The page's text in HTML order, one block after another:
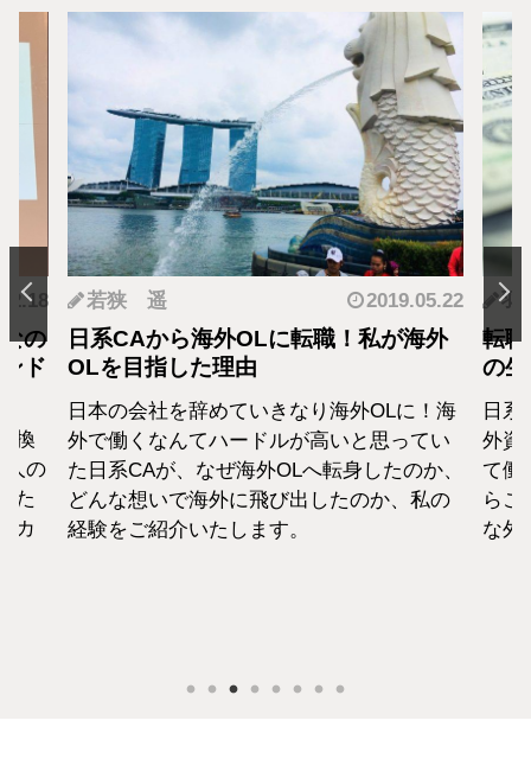
の
ド
換
人の
た
カ
若狭 遥 2019.05.22
日系CAから海外OLに転職！私が海外
OLを目指した理由
日本の会社を辞めていきなり海外OLに！海
外で働くなんてハードルが高いと思ってい
た日系CAが、なぜ海外OLへ転身したのか、
どんな想いで海外に飛び出したのか、私の
経験をご紹介いたします。
羽
転
の
日
外資
て働
らこ
な外